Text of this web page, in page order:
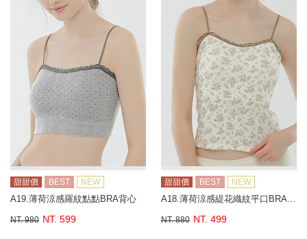
甜甜價 BEST NEW
A19.薄荷涼感羅紋點點BRA背心
NT. 980 NT. 599
甜甜價 BEST NEW
NT. 880 NT. 499